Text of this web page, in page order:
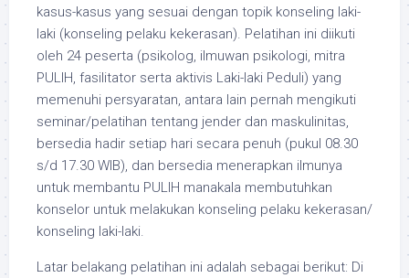
kasus-kasus yang sesuai dengan topik konseling laki-
laki (konseling pelaku kekerasan). Pelatihan ini diikuti
oleh 24 peserta (psikolog, ilmuwan psikologi, mitra
PULIH, fasilitator serta aktivis Laki-laki Peduli) yang
memenuhi persyaratan, antara lain pernah mengikuti
seminar/pelatihan tentang jender dan maskulinitas,
bersedia hadir setiap hari secara penuh (pukul 08.30
s/d 17.30 WIB), dan bersedia menerapkan ilmunya
untuk membantu PULIH manakala membutuhkan
konselor untuk melakukan konseling pelaku kekerasan/
konseling laki-laki.
Latar belakang pelatihan ini adalah sebagai berikut: Di